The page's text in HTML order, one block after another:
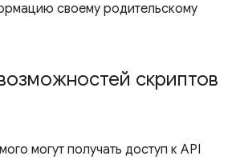
своему родительскому
скриптов
могут получать доступ к API